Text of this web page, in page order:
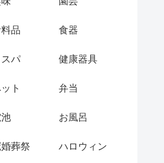
品 食器
スパ 健康器具
ト 弁当
お風呂
葬祭 ハロウィン